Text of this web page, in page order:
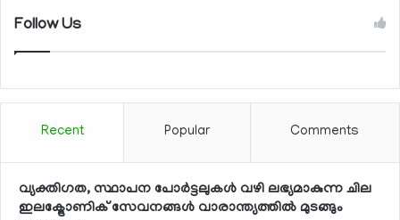
Follow Us
Recent Popular Comments
വ്യക്തിഗത, സ്ഥാപന പോര്‍ട്ടലുകള്‍ വഴി ലഭ്യമാകുന്ന ചില
ഇലക്ട്രോണിക് സേവനങ്ങള്‍ വാരാന്ത്യത്തില്‍ മുടങ്ങും